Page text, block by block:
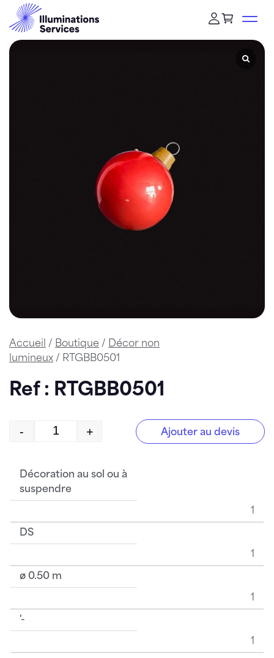
Accueil / Boutique / Décor non
lumineux / RTGBB0501
Ref : RTGBB0501
quantité de RTGBB0501
- + Ajouter au devis
Décoration au sol ou à
suspendre
1
DS
1
ø 0.50 m
1
'-
1